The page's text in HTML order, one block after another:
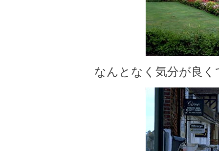
なんとなく気分が良